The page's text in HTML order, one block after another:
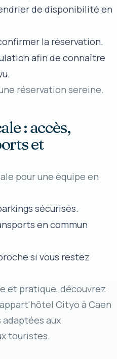
de disponibilité en
la réservation.
afin de connaître
réservation sereine.
: accès,
et
pour une équipe en
sécurisés.
en commun
si vous restez
et pratique, découvrez
Cityo à Caen
aux
touristes.